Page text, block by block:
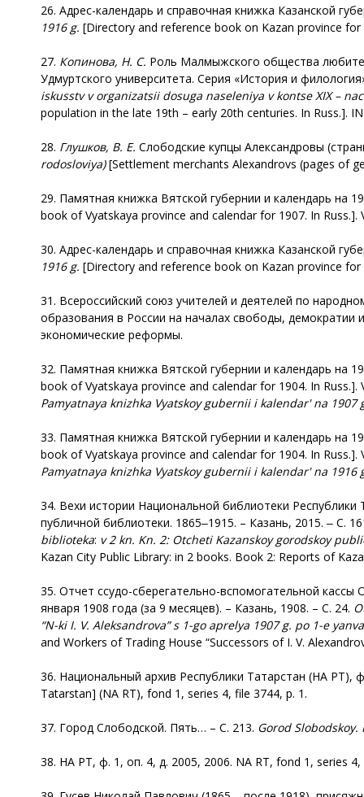
26. Адрес-календарь и справочная книжка Казанской
1916 g. [Directory and reference book on Kazan province for
27. Копинова, Н. С. Роль Малмыжского общества
Удмуртского университета. Серия «История и
iskusstv v organizatsii dosuga naseleniya v kontse XIX –
population in the late 19th – early 20th centuries. In Russ.].
28. Глушков, В. Е. Слободские купцы Александровы
rodosloviya)[Settlement merchants Alexandrovs (pages of
29. Памятная книжка Вятской губернии и календарь на
book of Vyatskaya province and calendar for 1907. In Russ.].
30. Адрес-календарь и справочная книжка Казанской
1916 g. [Directory and reference book on Kazan province for
31. Всероссийский союз учителей и деятелей по
образования в России на началах свободы,
экономические реформы.
32. Памятная книжка Вятской губернии и календарь на
book of Vyatskaya province and calendar for 1904. In
Pamyatnaya knizhka Vyatskoy gubernii i kalendar' na 1907
33. Памятная книжка Вятской губернии и календарь на
book of Vyatskaya province and calendar for 1904. In
Pamyatnaya knizhka Vyatskoy gubernii i kalendar' na 1916
34. Вехи истории Национальной библиотеки Республики
публичной библиотеки. 1865‒1915. – Казань, 2015. ‒ С.
biblioteka: v2 kn. Kn. 2: Otcheti Kazanskoy gorodskoy
Kazan City Public Library: in 2 books. Book 2: Reports of
35. Отчет ссудо-сберегательно-вспомогательной
января 1908 года (за 9 месяцев). – Казань, 1908. – С. 24.
“N-ki I. V. Aleksandrova”s 1-go aprelya 1907 g. po 1-e
and Workers of Trading House “Successors of I. V.
36. Национальный архив Республики Татарстан (НА РТ),
Tatarstan] (NA RT), fond 1, series 4, file 3744, p. 1.
37. Город Слободской. Пять… – С. 213. Gorod Slobodskoy.
38. НА РТ, ф. 1, оп. 4, д. 2005, 2006. NA RT, fond 1, series